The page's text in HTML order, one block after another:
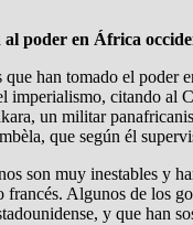
al poder en África
han tomado el
citando al
un militar
que según él
son muy inestables y
francés. Algunos de los
y que han